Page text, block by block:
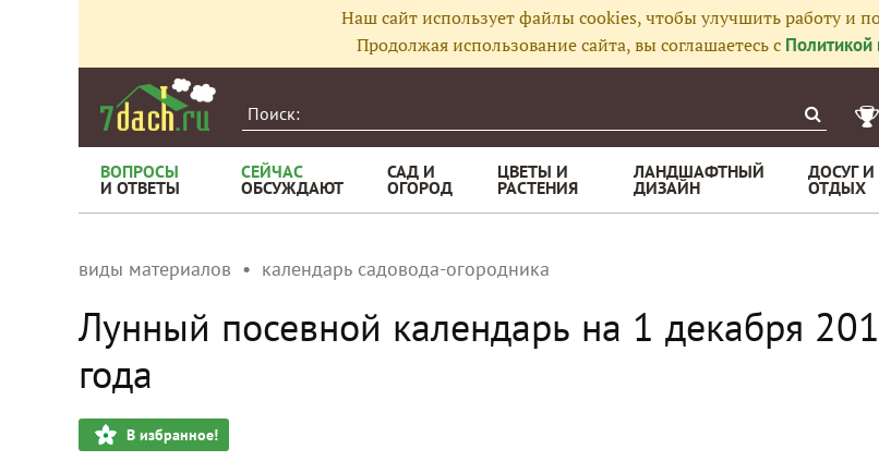
Наш сайт использует файлы cookies, чтобы улучшить работу и
Продолжая использование сайта, вы соглашаетесь с Политикой
ВОПРОСЫ
И ОТВЕТЫ
СЕЙЧАС
ОБСУЖДАЮТ
САД И
ОГОРОД
ЦВЕТЫ И
РАСТЕНИЯ
ЛАНДШАФТНЫЙ
ДИЗАЙН
ДОСУГ И
ОТДЫХ
виды материалов календарь садовода-огородника
Лунный посевной календарь на 1 декабря
года
В избранное!